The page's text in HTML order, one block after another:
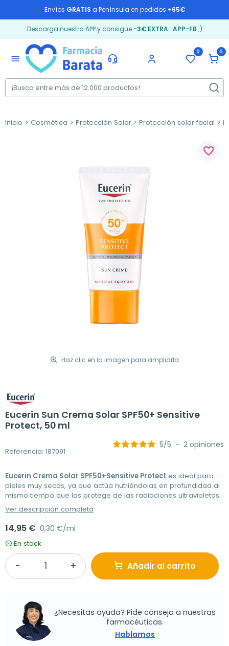
Envíos GRATIS a Península en pedidos +65€
Descarga nuestra APP y consigue -3€ EXTRA: APP-FB ;)
menu
0 0
Inicio Cosmética Protección Solar Protección solar facial
Haz clic en la imagen para ampliarla
favorite_border
Eucerin Sun Crema Solar SPF50+ Sensitive
Protect, 50 ml
Referencia: 187091
5/5 - 2 opiniones
Eucerin Crema Solar SPF50+Sensitive Protect es ideal para
pieles muy secas, ya que actúa nutriéndolas en profundidad al
mismo tiempo que las protege de las radiaciones ultravioletas.
Ver descripción completa
14,95 € 0,30 €/ml
En stock
Añadir al carrito
¿Necesitas ayuda? Pide consejo a nuestras
farmacéuticas.
Hablamos